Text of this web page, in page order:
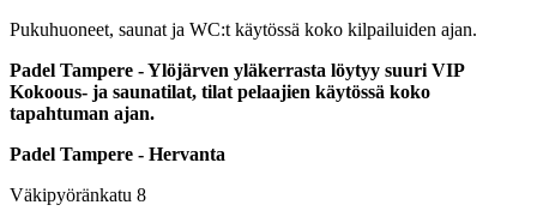
Pukuhuoneet, saunat ja WC:t käytössä koko kilpailuiden ajan.
Padel Tampere - Ylöjärven yläkerrasta löytyy suuri VIP
Kokoous- ja saunatilat, tilat pelaajien käytössä koko
tapahtuman ajan.
Padel Tampere - Hervanta
Väkipyöränkatu 8